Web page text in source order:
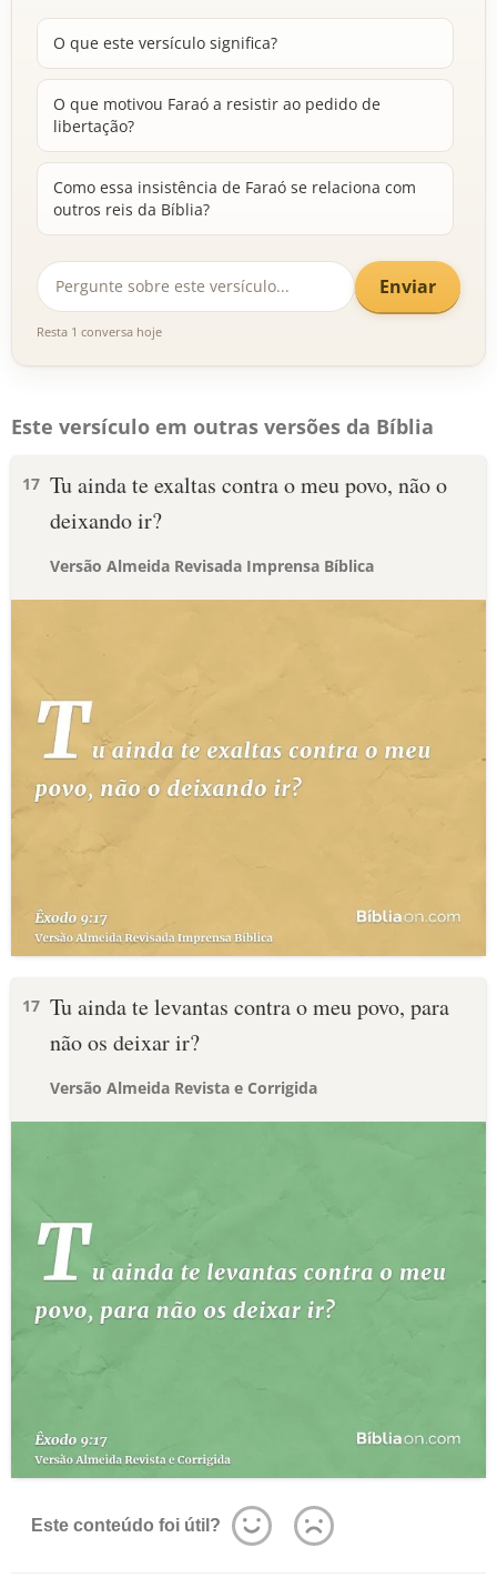
O que este versículo significa?
O que motivou Faraó a resistir ao pedido de
libertação?
Como essa insistência de Faraó se relaciona com
outros reis da Bíblia?
Enviar
Resta 1 conversa hoje
Este versículo em outras versões da Bíblia
17 Tu ainda te exaltas contra o meu povo, não o
deixando ir?
Versão Almeida Revisada Imprensa Bíblica
17 Tu ainda te levantas contra o meu povo, para
não os deixar ir?
Versão Almeida Revista e Corrigida
Este conteúdo foi útil?